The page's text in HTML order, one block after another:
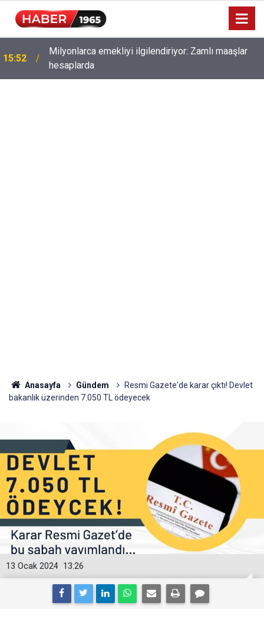
15:52
Milyonlarca emekliyi ilgilendiriyor: Zamlı maaşlar
hesaplarda
Anasayfa Gündem
Resmi Gazete'de karar çıktı! Devlet
bakanlık üzerinden 7.050 TL ödeyecek
13:26
13 Ocak 2024